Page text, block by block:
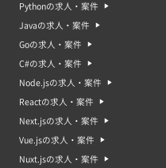
Pythonの求人・案件
Javaの求人・案件
Goの求人・案件
C#の求人・案件
Node.jsの求人・案件
Reactの求人・案件
Next.jsの求人・案件
Vue.jsの求人・案件
Nuxt.jsの求人・案件